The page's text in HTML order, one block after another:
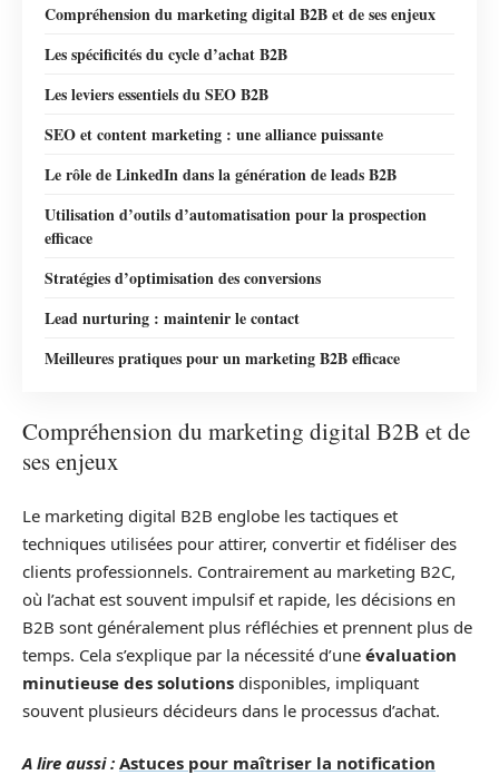
Compréhension du marketing digital B2B et de ses enjeux
Les spécificités du cycle d’achat B2B
Les leviers essentiels du SEO B2B
SEO et content marketing : une alliance puissante
Le rôle de LinkedIn dans la génération de leads B2B
Utilisation d’outils d’automatisation pour la prospection
efficace
Stratégies d’optimisation des conversions
Lead nurturing : maintenir le contact
Meilleures pratiques pour un marketing B2B efficace
Compréhension du marketing digital B2B et de
ses enjeux
Le marketing digital B2B englobe les tactiques et
techniques utilisées pour attirer, convertir et fidéliser des
clients professionnels. Contrairement au marketing B2C,
où l’achat est souvent impulsif et rapide, les décisions en
B2B sont généralement plus réfléchies et prennent plus de
temps. Cela s’explique par la nécessité d’une évaluation
minutieuse des solutions disponibles, impliquant
souvent plusieurs décideurs dans le processus d’achat.
A lire aussi : Astuces pour maîtriser la notification